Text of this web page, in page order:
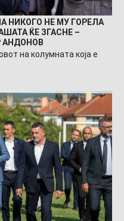
НИКОГО НЕ МУ ГОРЕЛА
ЌЕ ЗГАСНЕ –
АНДОНОВ
на колумната која е